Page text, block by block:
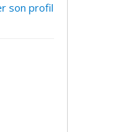
son profil